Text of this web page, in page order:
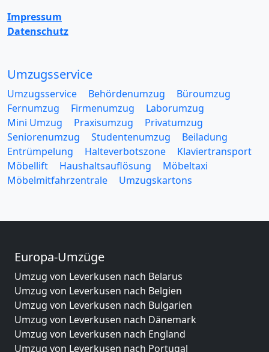
Impressum
Datenschutz
Umzugsservice
Umzugsservice Behördenumzug
Büroumzug
Fernumzug
Firmenumzug
Laborumzug
Mini Umzug
Praxisumzug
Privatumzug
Seniorenumzug
Studentenumzug
Beiladung
Entrümpelung
Halteverbotszone
Klaviertransport
Möbellift
Haushaltsauflösung
Möbeltaxi
Möbelmitfahrzentrale
Umzugskartons
Europa-Umzüge
Umzug von Leverkusen nach Belarus
Umzug von Leverkusen nach Belgien
Umzug von Leverkusen nach Bulgarien
Umzug von Leverkusen nach Dänemark
Umzug von Leverkusen nach England
Umzug von Leverkusen nach Portugal